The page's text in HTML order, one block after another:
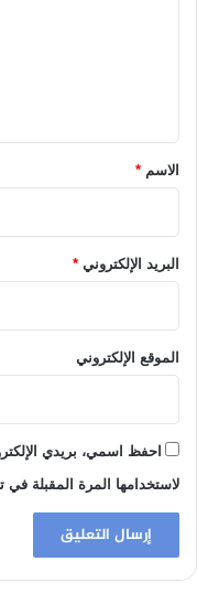
*الاسم *
البريد الإلكتروني *
الموقع الإلكتروني
احفظ اسمي، بريدي
لاستخدامها المرة المقبلة في